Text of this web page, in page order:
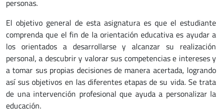
personas.
El objetivo general de esta asignatura es que el estudiante
comprenda que el fin de la orientación educativa es ayudar a
los orientados a desarrollarse y alcanzar su realización
personal, a descubrir y valorar sus competencias e intereses y
a tomar sus propias decisiones de manera acertada, logrando
así sus objetivos en las diferentes etapas de su vida. Se trata
de una intervención profesional que ayuda a personalizar la
educación.